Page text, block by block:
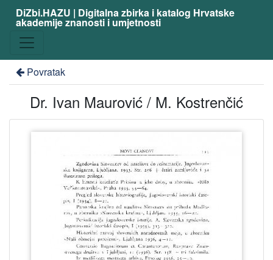
DiZbi.HAZU | Digitalna zbirka i katalog Hrvatske
akademije znanosti i umjetnosti
Povratak
Dr. Ivan Maurović / M. Kostrenčić